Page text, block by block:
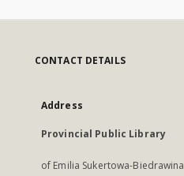
CONTACT DETAILS
Address
Provincial Public Library
of Emilia Sukertowa-Biedrawina